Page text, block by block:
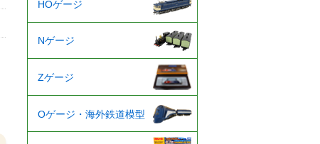
HOゲージ
Nゲージ
Zゲージ
Oゲージ・海外鉄道模型